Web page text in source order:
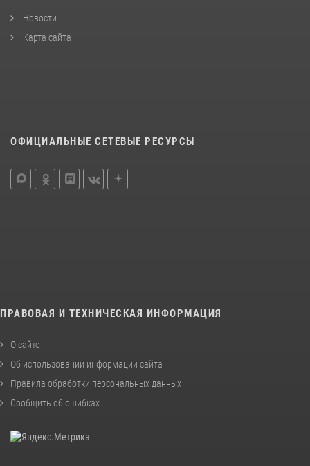
Новости
Карта сайта
ОФИЦИАЛЬНЫЕ СЕТЕВЫЕ РЕСУРСЫ
ПРАВОВАЯ И ТЕХНИЧЕСКАЯ ИНФОРМАЦИЯ
О сайте
Об использовании информации сайта
Правила обработки персональных данных
Сообщить об ошибках